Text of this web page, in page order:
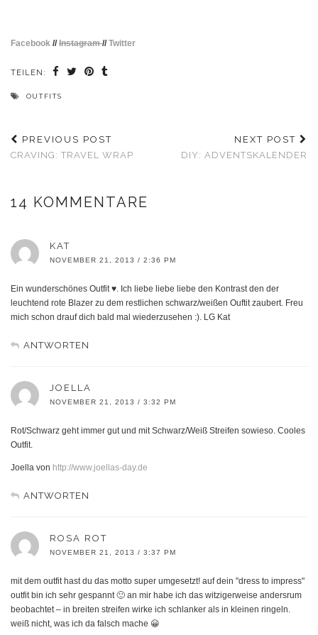
Facebook //Instagram//Twitter
TEILEN:
OUTFITS
PREVIOUS POST
CRAVING: TRAVEL WRAP
NEXT POST
DIY: ADVENTSKALENDER
14 KOMMENTARE
KAT
NOVEMBER 21, 2013 / 2:36 PM
Ein wunderschönes Outfit ♥. Ich liebe liebe liebe den Kontrast den der
leuchtend rote Blazer zu dem restlichen schwarz/weißen Ouftit zaubert. Freu
mich schon drauf dich bald mal wiederzusehen :). LG Kat
ANTWORTEN
JOELLA
NOVEMBER 21, 2013 / 3:32 PM
Rot/Schwarz geht immer gut und mit Schwarz/Weiß Streifen sowieso. Cooles
Outfit.
Joella von http://www.joellas-day.de
ANTWORTEN
ROSA ROT
NOVEMBER 21, 2013 / 3:37 PM
mit dem outfit hast du das motto super umgesetzt! auf dein "dress to impress"
outfit bin ich sehr gespannt 🙂 an mir habe ich das witzigerweise andersrum
beobachtet – in breiten streifen wirke ich schlanker als in kleinen ringeln.
weiß nicht, was ich da falsch mache 😀